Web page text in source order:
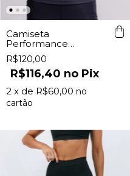
Camiseta
Performance
Feminina Preta
R$120,00
R$116,40 Pix
2 x de R$60,00